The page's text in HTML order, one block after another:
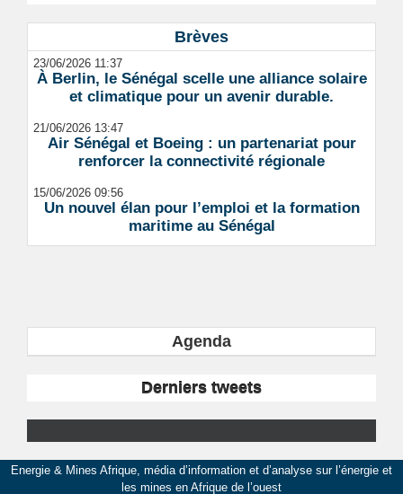
Brèves
23/06/2026 11:37
À Berlin, le Sénégal scelle une alliance solaire
et climatique pour un avenir durable.
21/06/2026 13:47
Air Sénégal et Boeing : un partenariat pour
renforcer la connectivité régionale
15/06/2026 09:56
Un nouvel élan pour l’emploi et la formation
maritime au Sénégal
Agenda
Derniers tweets
Energie & Mines Afrique, média d’information et d’analyse sur l’énergie et
les mines en Afrique de l’ouest